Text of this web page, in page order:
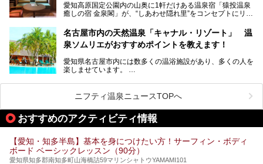
さっそく取材してきました！
愛知高原国定公園内の山奥に1軒だけある温泉宿「猿投温泉
癒しの宿 金泉閣」が、“しあわせ隠れ里”をコンセプトにリニ
天然ラドン温泉が堪能できるお風呂や、新設・改装された客
室、地元の食材と温泉水で作られたお料理……。
ご紹介します。
名古屋市内の天然温泉「キャナル・リゾート」 温
泉ソムリエがおすすめポイントを教えます！
愛知県名古屋市内には数多くの温浴施設があり、多くの人を
楽しませています。
ムリエの目線で紹介していきます！
名古屋市内にはスーパー銭湯や日帰り温泉が多く、「どこに
行こうかな？」と悩んでしまう方も多いと思います。
ぜひこの記事を参考にして「キャナル・リゾート」に出かけ
てみるのはいかがでしょうか？
ニフティ温泉ニュースTOPへ
おすすめのアクティビティ情報
【愛知・知多半島】基本を身につけたい方！サーフィン・ボディ
ボード ベーシックレッスン（90分）
愛知県知多郡南知多町山海橋詰59マリンシャトウYAMAMI101